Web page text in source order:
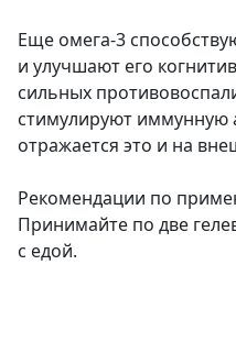
Еще омега-3
и улучшают его
сильных
стимулируют иммунную
отражается это и на
Рекомендации по
Принимайте по две
с